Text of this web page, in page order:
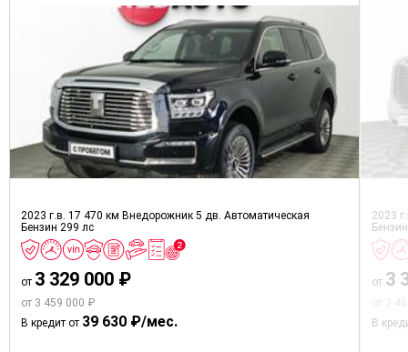
2023 г.в. 17 470 км Внедорожник 5 дв. Автоматическая
Бензин 299 лс
от 3 329 000 ₽
от 3 459 000 ₽
В кредит от 39 630 ₽/мес.
2023
от 3
В